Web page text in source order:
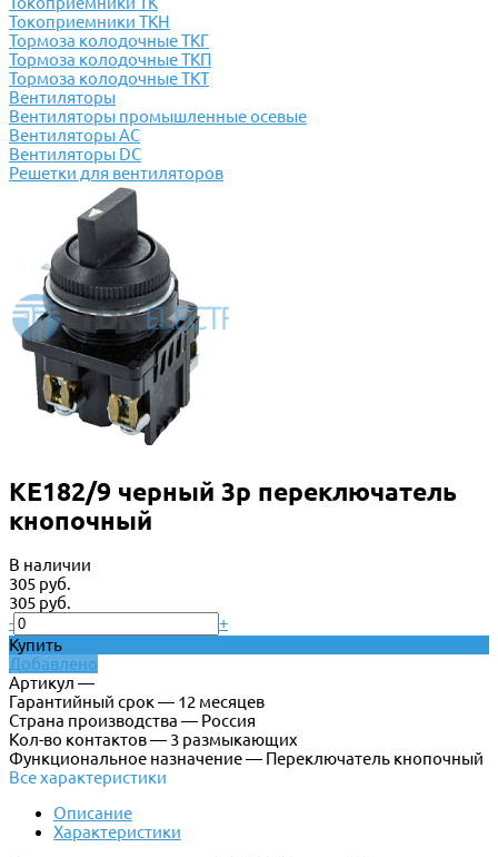
Токоприемники ТКН
Тормоза колодочные ТКГ
Тормоза колодочные ТКП
Тормоза колодочные ТКТ
Вентиляторы
Вентиляторы промышленные осевые
Вентиляторы АС
Вентиляторы DC
Решетки для вентиляторов
КЕ182/9 черный 3р переключатель
кнопочный
В наличии
305 руб.
305 руб.
-
+
Купить
Добавлено
Артикул —
Гарантийный срок — 12 месяцев
Страна производства — Россия
Кол-во контактов — 3 размыкающих
Функциональное назначение — Переключатель кнопочный
Все характеристики
Описание
Характеристики